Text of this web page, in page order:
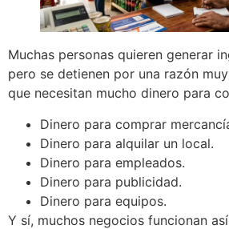
Muchas personas quieren generar
pero se detienen por una razón
que necesitan mucho dinero para
Dinero para comprar
Dinero para alquilar un local.
Dinero para empleados.
Dinero para publicidad.
Dinero para equipos.
Y sí, muchos negocios funcionan